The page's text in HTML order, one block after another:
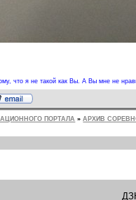
что я не такой как Вы. А Вы мне не
ПОРТАЛА » АРХИВ